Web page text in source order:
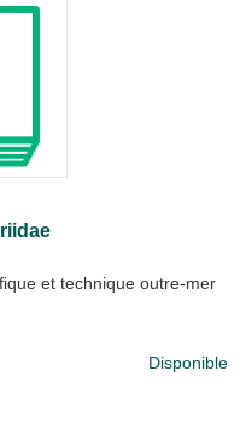
et technique outre-mer
Disponible